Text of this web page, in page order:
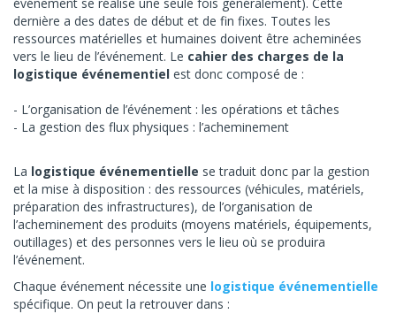
dernière a des dates de début et de fin fixes. Toutes les
ressources matérielles et humaines doivent être acheminées
vers le lieu de l’événement. Le cahier des charges de la
logistique événementiel est donc composé de :
L’organisation de l’événement : les opérations et tâches
La gestion des flux physiques : l’acheminement
La logistique événementielle se traduit donc par la gestion
et la mise à disposition : des ressources (véhicules, matériels,
préparation des infrastructures), de l’organisation de
l’acheminement des produits (moyens matériels, équipements,
outillages) et des personnes vers le lieu où se produira
l’événement.
Chaque événement nécessite une logistique événementielle
spécifique. On peut la retrouver dans :